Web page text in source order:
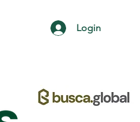
Login